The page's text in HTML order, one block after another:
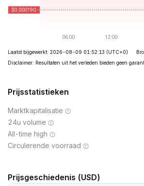
Laatst bijgewerkt: 2026-08-09 01:52:13 (UTC+0)
Disclaimer: Resultaten uit het verleden bieden geen
Prijsstatistieken
Marktkapitalisatie
24u volume
All-time high
Circulerende voorraad
Prijsgeschiedenis (USD)